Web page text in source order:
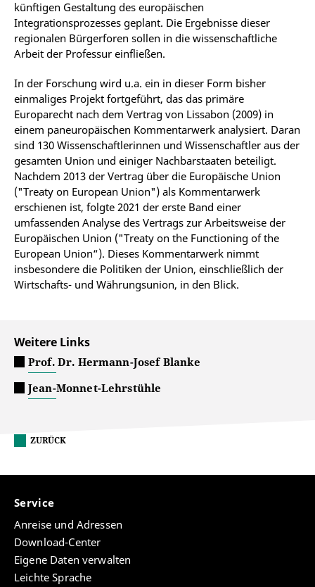
künftigen Gestaltung des europäischen
Integrationsprozesses geplant. Die Ergebnisse dieser
regionalen Bürgerforen sollen in die wissenschaftliche
Arbeit der Professur einfließen.
In der Forschung wird u.a. ein in dieser Form bisher
einmaliges Projekt fortgeführt, das das primäre
Europarecht nach dem Vertrag von Lissabon (2009) in
einem paneuropäischen Kommentarwerk analysiert. Daran
sind 130 Wissenschaftlerinnen und Wissenschaftler aus der
gesamten Union und einiger Nachbarstaaten beteiligt.
Nachdem 2013 der Vertrag über die Europäische Union
("Treaty on European Union") als Kommentarwerk
erschienen ist, folgte 2021 der erste Band einer
umfassenden Analyse des Vertrags zur Arbeitsweise der
Europäischen Union ("Treaty on the Functioning of the
European Union“). Dieses Kommentarwerk nimmt
insbesondere die Politiken der Union, einschließlich der
Wirtschafts- und Währungsunion, in den Blick.
Weitere Links
Prof. Dr. Hermann-Josef Blanke
Jean-Monnet-Lehrstühle
ZURÜCK
Service
Anreise und Adressen
Download-Center
Eigene Daten verwalten
Leichte Sprache